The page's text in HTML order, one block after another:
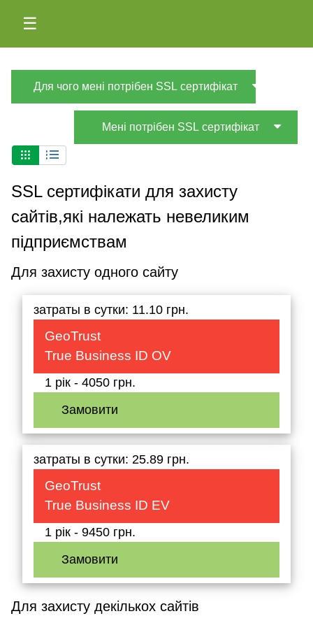
☰
Для чого мені потрібен SSL сертифікат
Мені потрібен SSL сертифікат
SSL сертифікати для захисту
сайтів,які належать невеликим
підприємствам
Для захисту одного сайту
затраты в сутки: 11.10 грн.
GeoTrust
True Business ID OV
1 рік - 4050 грн.
Замовити
затраты в сутки: 25.89 грн.
GeoTrust
True Business ID EV
1 рік - 9450 грн.
Замовити
Для захисту декількох сайтів